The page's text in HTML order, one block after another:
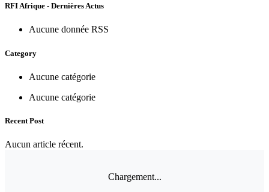
RFI Afrique - Dernières Actus
Aucune donnée RSS
Category
Aucune catégorie
Aucune catégorie
Recent Post
Aucun article récent.
Chargement...